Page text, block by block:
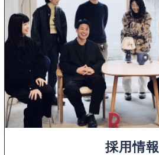
採用情報